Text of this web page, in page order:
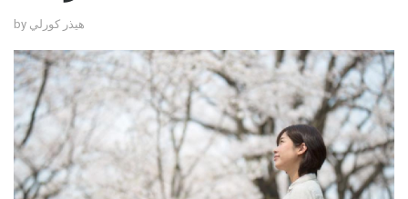
by هيذر كورلي